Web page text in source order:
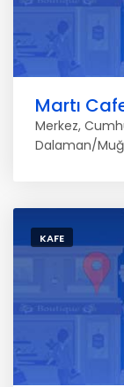
Martı
Merkez,
Dalaman/
KAFE